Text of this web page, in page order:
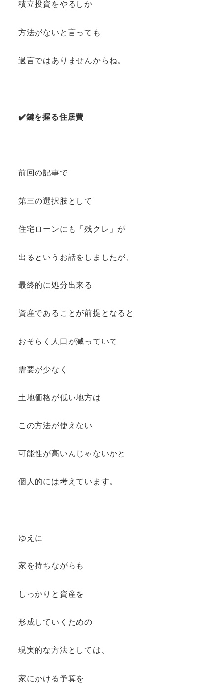
積立投資をやるしか
方法がないと言っても
過言ではありませんからね。
✔️鍵を握る住居費
前回の記事で
第三の選択肢として
住宅ローンにも「残クレ」が
出るというお話をしましたが、
最終的に処分出来る
資産であることが前提となると
おそらく人口が減っていて
需要が少なく
土地価格が低い地方は
この方法が使えない
可能性が高いんじゃないかと
個人的には考えています。
ゆえに
家を持ちながらも
しっかりと資産を
形成していくための
現実的な方法としては、
家にかける予算を